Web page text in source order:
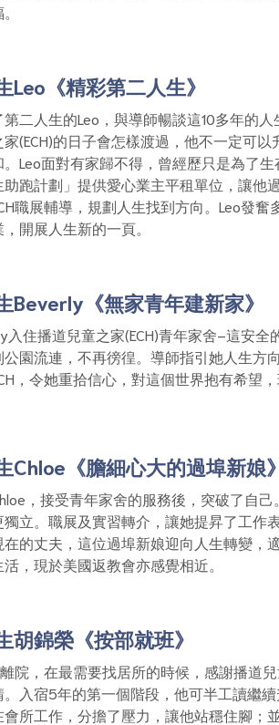
Leo《精彩第二人生》
二人生的Leo，與導師暢談這10多年的
(ECH)的日子會怎樣渡過，他不一定可以
Leo面對有家歸不得，曾經歷只是為了
跑計劃」提供愛心業主平租單位，讓他
職展輔導，規劃人生找到方向。Leo發奮
開展人生新的一頁。
Beverly《無家青年建新家》
入住播道兒童之家(ECH)青年家舍–這安全
園流連，不再徬徨。導師指引她人生方
，令她重拾信心，對這個世界抱有希望，
Chloe《膽細心大的過埠新娘》
，接受青年家舍的服務後，突破了自己
立。職展及實習轉介，讓她提昇了工作
的丈夫，這位過埠新娘迎向人生轉變，
，現於美國返教會亦感覺相近。
胡錦榮《按部就班》
院，在最需要找居所的時候，感謝播道兒
入宿5年的第一個階段，他可半工讀繼
所工作，分擔了壓力，讓他站穩住腳；